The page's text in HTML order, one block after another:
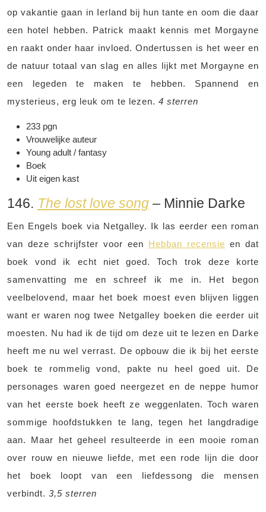
op vakantie gaan in Ierland bij hun tante en oom die daar
een hotel hebben. Patrick maakt kennis met Morgayne
en raakt onder haar invloed. Ondertussen is het weer en
de natuur totaal van slag en alles lijkt met Morgayne en
een legeden te maken te hebben. Spannend en
mysterieus, erg leuk om te lezen. 4 sterren
233 pgn
Vrouwelijke auteur
Young adult / fantasy
Boek
Uit eigen kast
146. The lost love song – Minnie Darke
Een Engels boek via Netgalley. Ik las eerder een roman
van deze schrijfster voor een Hebban recensie en dat
boek vond ik echt niet goed. Toch trok deze korte
samenvatting me en schreef ik me in. Het begon
veelbelovend, maar het boek moest even blijven liggen
want er waren nog twee Netgalley boeken die eerder uit
moesten. Nu had ik de tijd om deze uit te lezen en Darke
heeft me nu wel verrast. De opbouw die ik bij het eerste
boek te rommelig vond, pakte nu heel goed uit. De
personages waren goed neergezet en de neppe humor
van het eerste boek heeft ze weggenlaten. Toch waren
sommige hoofdstukken te lang, tegen het langdradige
aan. Maar het geheel resulteerde in een mooie roman
over rouw en nieuwe liefde, met een rode lijn die door
het boek loopt van een liefdessong die mensen
verbindt. 3,5 sterren